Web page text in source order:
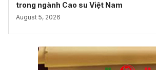
trong ngành Cao su Việt Nam
August 5, 2026